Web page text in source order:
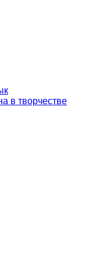
в творчестве